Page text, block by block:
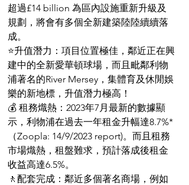
超過£14 billion 為區內設施重新升級及
規劃，將會有多個全新建築陸陸續續落
成。
⭐️升值潛力：項目位置極佳，鄰近正在興
建中的全新愛華頓球場，而且毗鄰利物
浦著名的River Mersey，集體育及休閒娛
樂的新地標，升值潛力極高！
💰 租務熾熱：2023年7月最新的數據顯
示，利物浦在過去一年租金升幅達8.7%*
（Zoopla: 14/9/2023 report)。而且租務
市場熾熱，租盤難求，預計落成後租金
收益高達6.5%。
🚶配套完成：鄰近多個著名商場，例如